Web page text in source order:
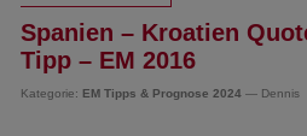
Spanien – Kroatien
Tipp – EM 2016
Kategorie: EM Tipps & Prognose 2024 — Dennis